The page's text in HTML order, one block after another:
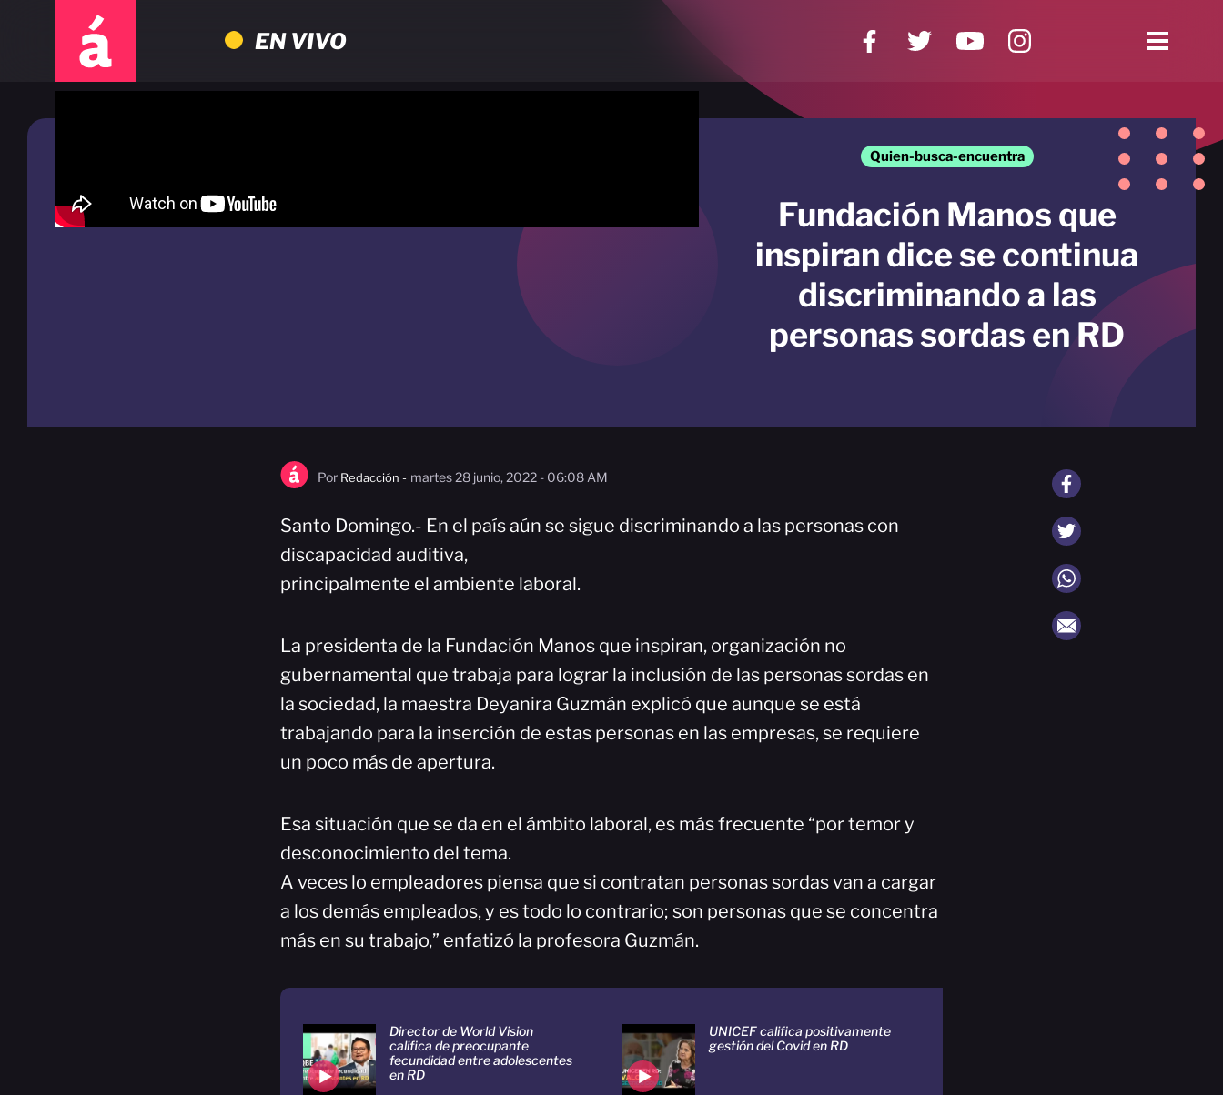
EN VIVO
Quien-busca-encuentra
Fundación Manos que
inspiran dice se continua
discriminando a las
personas sordas en RD
Por Redacción - martes 28 junio, 2022 - 06:08 AM
Santo Domingo.- En el país aún se sigue discriminando a las personas con
discapacidad auditiva,
principalmente el ambiente laboral.
La presidenta de la Fundación Manos que inspiran, organización no
gubernamental que trabaja para lograr la inclusión de las personas sordas en
la sociedad, la maestra Deyanira Guzmán explicó que aunque se está
trabajando para la inserción de estas personas en las empresas, se requiere
un poco más de apertura.
Esa situación que se da en el ámbito laboral, es más frecuente “por temor y
desconocimiento del tema.
A veces lo empleadores piensa que si contratan personas sordas van a cargar
a los demás empleados, y es todo lo contrario; son personas que se concentra
más en su trabajo,” enfatizó la profesora Guzmán.
Director de World Vision
califica de preocupante
fecundidad entre adolescentes
en RD
UNICEF califica positivamente
gestión del Covid en RD